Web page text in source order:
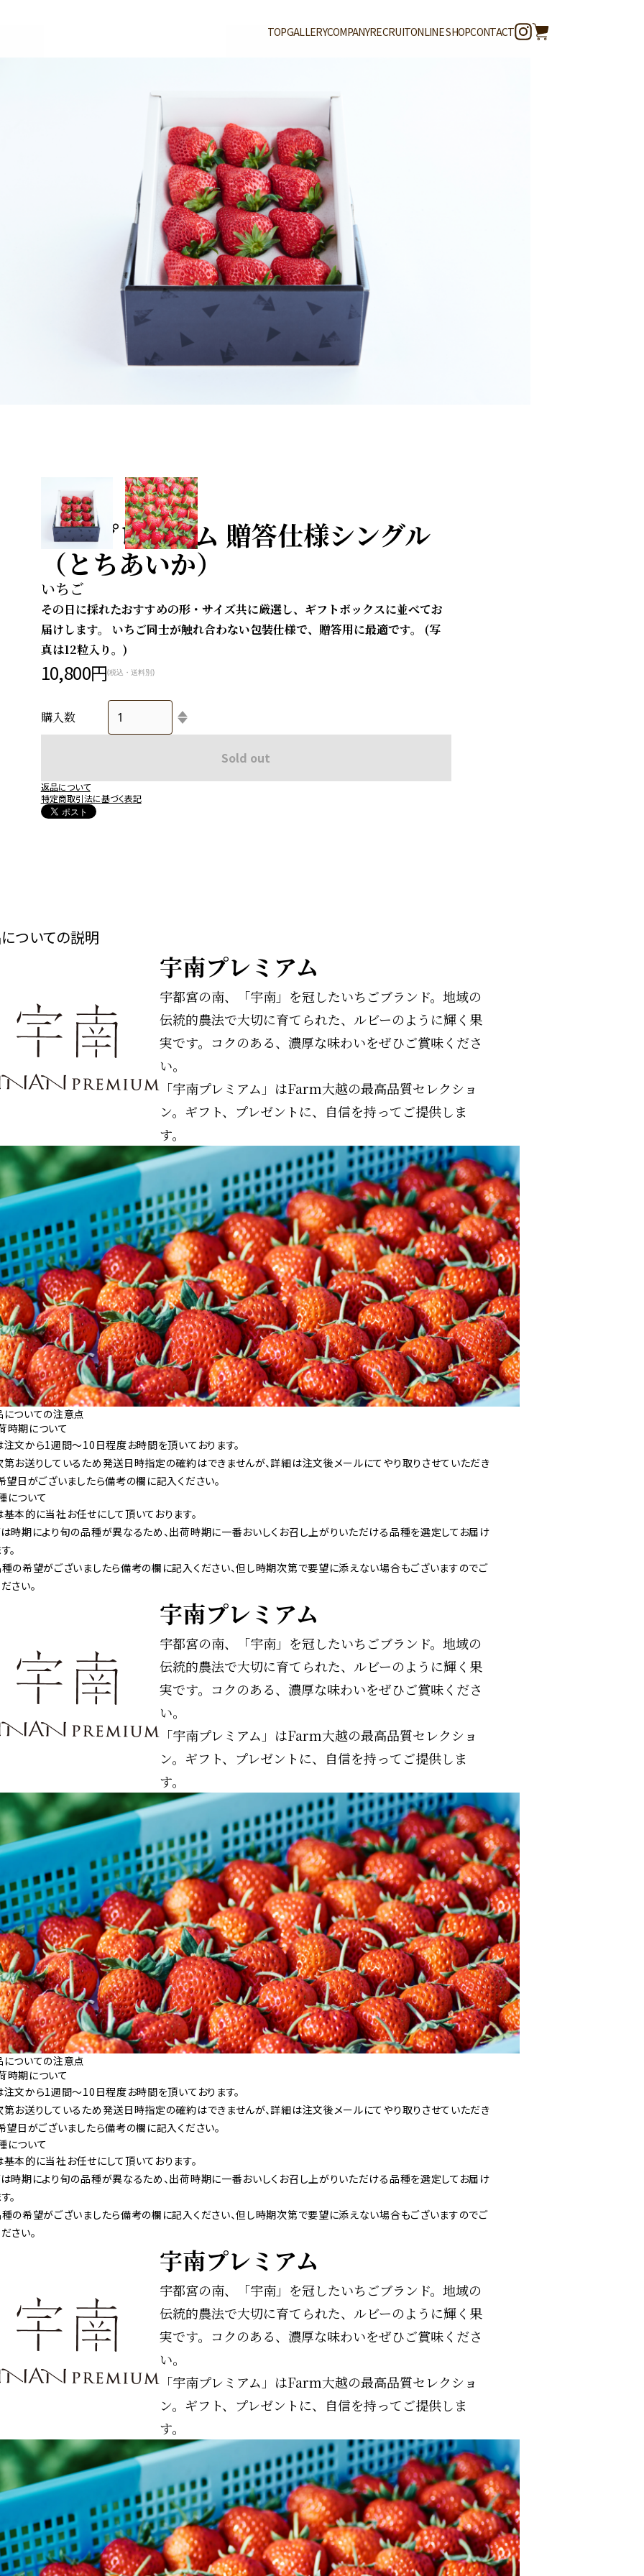
TOPGALLERYCOMPANYRECRUITONLINE SHOPCONTACT
宇南プレミアム 贈答仕様シングル
（とちあいか）
その日に採れたおすすめの形・サイズ共に厳選し、ギフトボックスに並べてお
届けします。 いちご同士が触れ合わない包装仕様で、贈答用に最適です。 (写
真は12粒入り。)
10,800円(税込・送料別)
購入数
Sold out
返品について
特定商取引法に基づく表記
ついての説明
宇南プレミアム
宇都宮の南、「宇南」を冠したいちごブランド。地域の
伝統的農法で大切に育てられた、ルビーのように輝く果
実です。コクのある、濃厚な味わいをぜひご賞味くださ
い。
「宇南プレミアム」はFarm大越の最高品質セレクショ
ン。ギフト、プレゼントに、自信を持ってご提供しま
す。
ついての注意点
時期について
文から1週間〜10日程度お時間を頂いております。
お送りしているため発送日時指定の確約はできませんが、詳細は注文後メールにてやり取りさせていただき
望日がございましたら備考の欄に記入ください。
について
本的に当社お任せにして頂いております。
時期により旬の品種が異なるため、出荷時期に一番おいしくお召し上がりいただける品種を選定してお届け
。
の希望がございましたら備考の欄に記入ください、但し時期次第で要望に添えない場合もございますのでご
さい。
宇南プレミアム
宇都宮の南、「宇南」を冠したいちごブランド。地域の
伝統的農法で大切に育てられた、ルビーのように輝く果
実です。コクのある、濃厚な味わいをぜひご賞味くださ
い。
「宇南プレミアム」はFarm大越の最高品質セレクショ
ン。ギフト、プレゼントに、自信を持ってご提供しま
す。
ついての注意点
時期について
文から1週間〜10日程度お時間を頂いております。
お送りしているため発送日時指定の確約はできませんが、詳細は注文後メールにてやり取りさせていただき
望日がございましたら備考の欄に記入ください。
について
本的に当社お任せにして頂いております。
時期により旬の品種が異なるため、出荷時期に一番おいしくお召し上がりいただける品種を選定してお届け
。
の希望がございましたら備考の欄に記入ください、但し時期次第で要望に添えない場合もございますのでご
さい。
宇南プレミアム
宇都宮の南、「宇南」を冠したいちごブランド。地域の
伝統的農法で大切に育てられた、ルビーのように輝く果
実です。コクのある、濃厚な味わいをぜひご賞味くださ
い。
「宇南プレミアム」はFarm大越の最高品質セレクショ
ン。ギフト、プレゼントに、自信を持ってご提供しま
す。